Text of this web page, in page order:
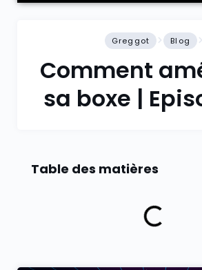
Greggot Blog
Comment
sa boxe |
Table des matières